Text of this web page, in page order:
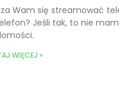
Wam się streamować
Jeśli tak, to nie
WIĘCEJ »